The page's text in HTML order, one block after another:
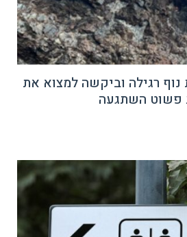
רגילה וביקשה למצוא את
פשוט השתגעה